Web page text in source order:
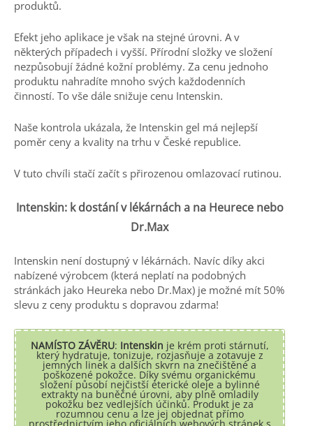
produktů.
Efekt jeho aplikace je však na stejné úrovni. A v
některých případech i vyšší. Přírodní složky ve složení
nezpůsobují žádné kožní problémy. Za cenu jednoho
produktu nahradíte mnoho svých každodenních
činností. To vše dále snižuje cenu Intenskin.
Naše kontrola ukázala, že Intenskin gel má nejlepší
poměr ceny a kvality na trhu v České republice.
V tuto chvíli stačí začít s přirozenou omlazovací rutinou.
Intenskin: k dostání v lékárnách a na Heurece nebo
Dr.Max
Intenskin není dostupný v lékárnách. Navíc díky akci
nabízené výrobcem (která neplatí na podobných
stránkách jako Heureka nebo Dr.Max) je možné mít 50%
slevu z ceny produktu s dopravou zdarma!
NAMÍSTO ZÁVĚRU: Intenskin je krém proti stárnutí,
který hydratuje, tonizuje, rozjasňuje a zotavuje z
jemných linek a dalších skvrn na znečištěné a
poškozené pokožce. Díky svému organickému
složení působí nejčistší éterické oleje a bylinné
extrakty na buněčné úrovni, aby plně omladily
pokožku bez vedlejších účinků. Produkt je za
rozumnou cenu a lze jej objednat přímo